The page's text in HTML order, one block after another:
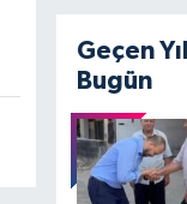
Geçen Yıl
Bugün